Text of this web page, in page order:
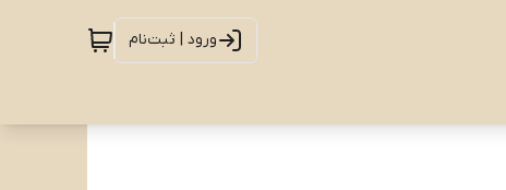
ورود | ثبت‌نام